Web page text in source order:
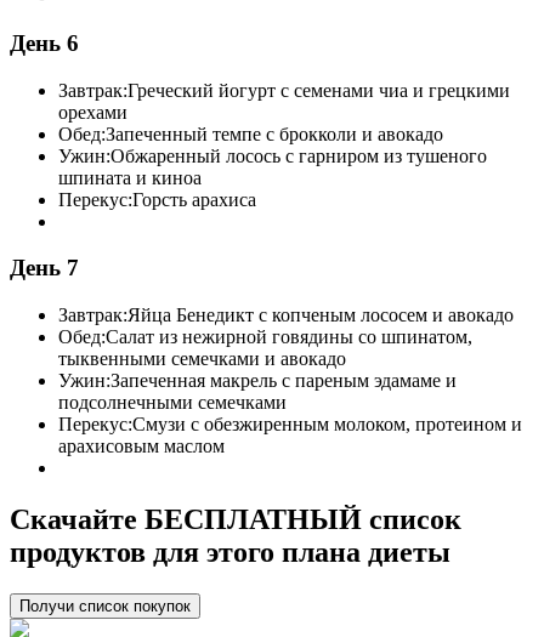
День 6
Завтрак:Греческий йогурт с семенами чиа и грецкими
орехами
Обед:Запеченный темпе с брокколи и авокадо
Ужин:Обжаренный лосось с гарниром из тушеного
шпината и киноа
Перекус:Горсть арахиса
День 7
Завтрак:Яйца Бенедикт с копченым лососем и авокадо
Обед:Салат из нежирной говядины со шпинатом,
тыквенными семечками и авокадо
Ужин:Запеченная макрель с пареным эдамаме и
подсолнечными семечками
Перекус:Смузи с обезжиренным молоком, протеином и
арахисовым маслом
Скачайте БЕСПЛАТНЫЙ список
продуктов для этого плана диеты
Получи список покупок